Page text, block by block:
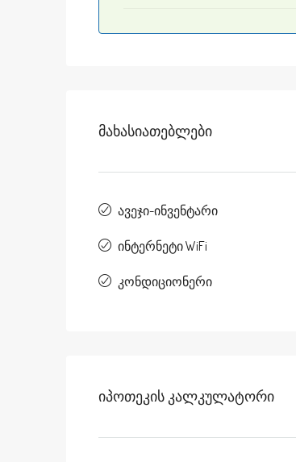
Მახასიათებლები
ავეჯი-ინვენტარი
ინტერნეტი WiFi
კონდიციონერი
Იპოთეკის Კალკულატორი